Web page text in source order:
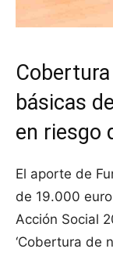
básicas
en riesgo
El aporte de
de 19.000
Acción Social
‘Cobertura de